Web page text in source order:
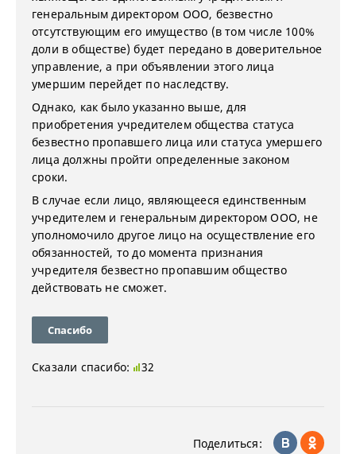
генеральным директором ООО, безвестно
отсутствующим его имущество (в том числе 100%
доли в обществе) будет передано в доверительное
управление, а при объявлении этого лица
умершим перейдет по наследству.
Однако, как было указанно выше, для
приобретения учредителем общества статуса
безвестно пропавшего лица или статуса умершего
лица должны пройти определенные законом
сроки.
В случае если лицо, являющееся единственным
учредителем и генеральным директором ООО, не
уполномочило другое лицо на осуществление его
обязанностей, то до момента признания
учредителя безвестно пропавшим общество
действовать не сможет.
Спасибо
Сказали спасибо: 32
Поделиться: